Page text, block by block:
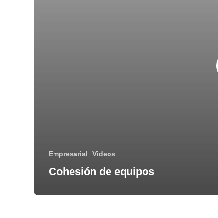
Empresarial Videos
Cohesión de equipos